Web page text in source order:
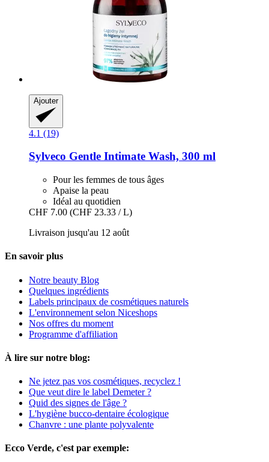
Ajouter
4.1 (19)
Sylveco Gentle Intimate Wash, 300 ml
Pour les femmes de tous âges
Apaise la peau
Idéal au quotidien
CHF 7.00 (CHF 23.33 / L)
Livraison jusqu'au 12 août
En savoir plus
Notre beauty Blog
Quelques ingrédients
Labels principaux de cosmétiques naturels
L'environnement selon Niceshops
Nos offres du moment
Programme d'affiliation
À lire sur notre blog:
Ne jetez pas vos cosmétiques, recyclez !
Que veut dire le label Demeter ?
Quid des signes de l'âge ?
L'hygiène bucco-dentaire écologique
Chanvre : une plante polyvalente
Ecco Verde, c'est par exemple: